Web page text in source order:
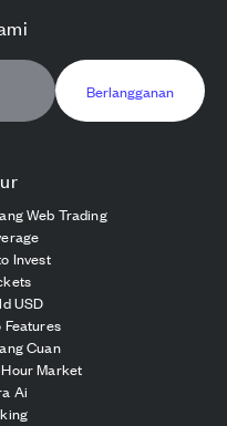
Web Trading
Invest
USD
Features
Cuan
Market
Ai
Berlangganan